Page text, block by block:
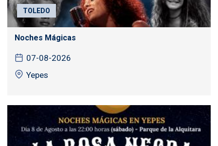
TOLEDO
Noches Mágicas
07-08-2026
Yepes